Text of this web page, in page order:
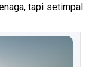
tapi setimpal